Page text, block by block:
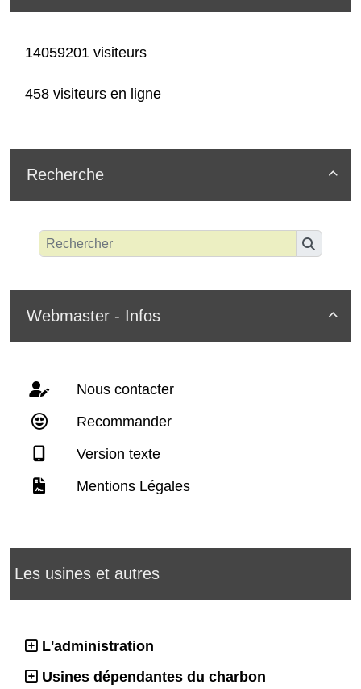
14059201 visiteurs
458 visiteurs en ligne

Recherche

Webmaster - Infos
Nous contacter
Recommander
Version texte
Mentions Légales
Les usines et autres
L'administration
Usines dépendantes du charbon